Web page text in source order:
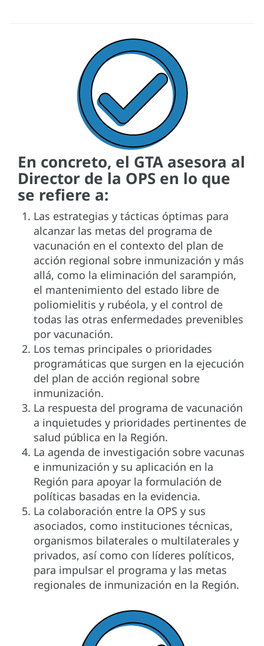
En concreto, el GTA asesora al
Director de la OPS en lo que
se refiere a:
Las estrategias y tácticas óptimas para
alcanzar las metas del programa de
vacunación en el contexto del plan de
acción regional sobre inmunización y más
allá, como la eliminación del sarampión,
el mantenimiento del estado libre de
poliomielitis y rubéola, y el control de
todas las otras enfermedades prevenibles
por vacunación.
Los temas principales o prioridades
programáticas que surgen en la ejecución
del plan de acción regional sobre
inmunización.
La respuesta del programa de vacunación
a inquietudes y prioridades pertinentes de
salud pública en la Región.
La agenda de investigación sobre vacunas
e inmunización y su aplicación en la
Región para apoyar la formulación de
políticas basadas en la evidencia.
La colaboración entre la OPS y sus
asociados, como instituciones técnicas,
organismos bilaterales o multilaterales y
privados, así como con líderes políticos,
para impulsar el programa y las metas
regionales de inmunización en la Región.